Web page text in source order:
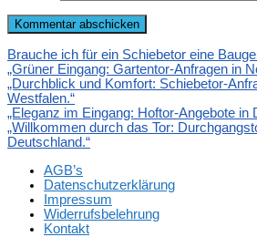
Brauche ich für ein Schiebetor eine
„Grüner Eingang: Gartentor-Anfragen in
„Durchblick und Komfort: Schiebetor-
Westfalen.“
„Eleganz im Eingang: Hoftor-Angebote in
„Willkommen durch das Tor:
Deutschland.“
AGB’s
Datenschutzerklärung
Impressum
Widerrufsbelehrung
Kontakt